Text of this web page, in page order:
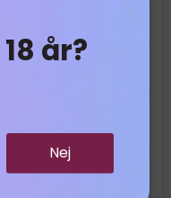
år?
Nej